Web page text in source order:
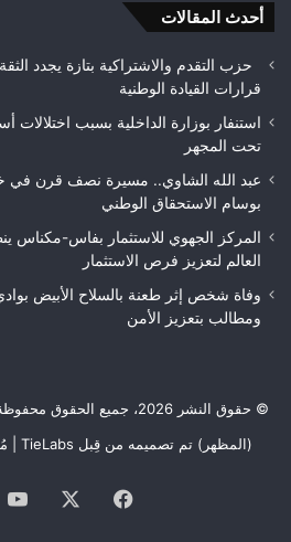
أحدث المقالات
حزب التقدم والاشتراكية بتازة يجدد
قرارات القيادة الوطنية
استنفار بوزارة الداخلية بسبب اختلالات
تحت المجهر
عبد الله الشاوي.. مسيرة نصف قرن في
بوسام الاستحقاق الوطني
المركز الجهوي للاستثمار بفاس-مكناس
العالم لتعزيز فرص الاستثمار
وفاة شخص إثر طعنة بالسلاح الأبيض
ومطالب بتعزيز الأمن
© حقوق النشر 2026، جميع الحقوق محفوظة |
(المظهر) تم تصميمه من قِبل TieLabs
|
فيسبوك